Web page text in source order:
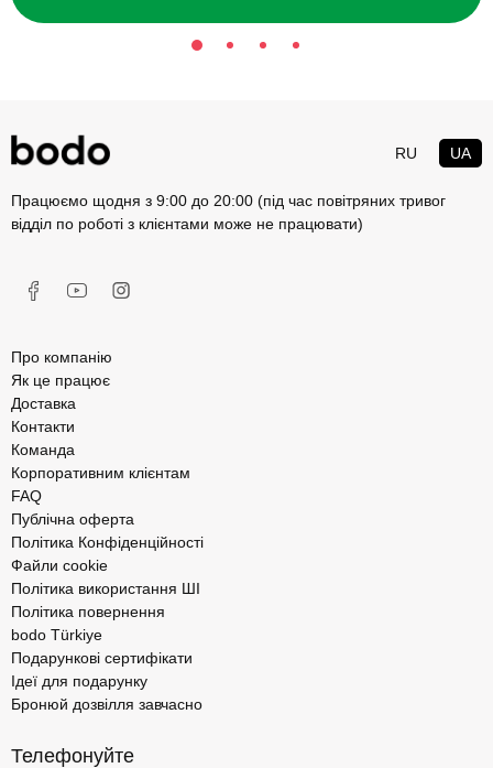
RU UA
Працюємо щодня з 9:00 до 20:00 (під час повітряних тривог
відділ по роботі з клієнтами може не працювати)
Про компанію
Як це працює
Доставка
Контакти
Команда
Корпоративним клієнтам
FAQ
Публічна оферта
Політика Конфіденційності
Файли cookie
Політика використання ШІ
Політика повернення
bodo Türkiye
Подарункові сертифікати
Ідеї для подарунку
Бронюй дозвілля завчасно
Телефонуйте